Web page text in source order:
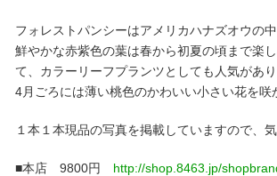
フォレストパンシーはアメリカハナズオウの
鮮やかな赤紫色の葉は春から初夏の頃まで楽
て、カラーリーフプランツとしても人気があり
4月ごろには薄い桃色のかわいい小さい花を咲
１本１本現品の写真を掲載していますので、
■本店 9800円 http://shop.8463.jp/